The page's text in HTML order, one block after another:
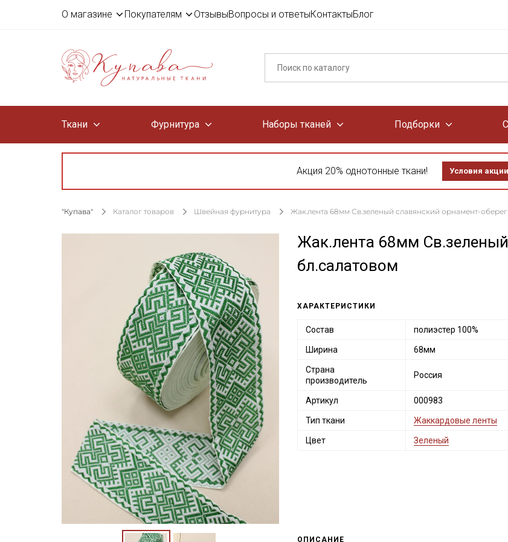
О магазине Покупателям ОтзывыВопросы и ответыКонтактыБлог
Ткани Фурнитура Наборы тканей Подборки
Акция 20% однотонные ткани! Условия акции
"Купава" Каталог товаров Швейная фурнитура Жак.лента 68мм Св.зеленый славянский орнамент-оберег
Жак.лента 68мм
бл.салатовом
ХАРАКТЕРИСТИКИ
Состав полиэстер 100%
Ширина 68мм
Страна
производитель
Россия
Артикул 000983
Тип ткани Жаккардовые ленты
Цвет Зеленый
ОПИСАНИЕ